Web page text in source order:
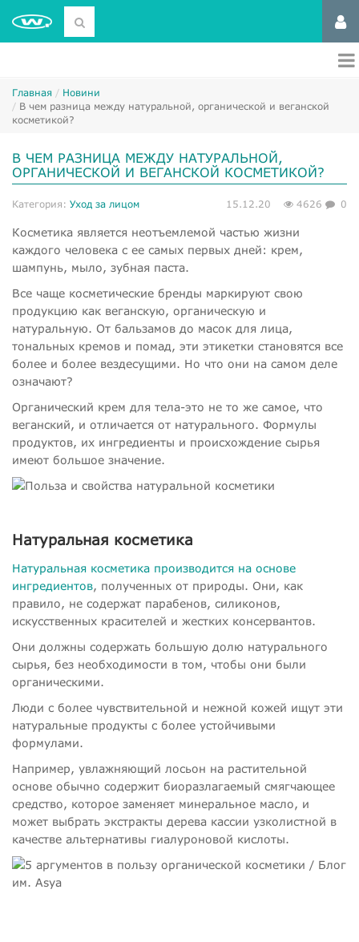
Главная
Новини
В чем разница между натуральной, органической и веганской
косметикой?
В ЧЕМ РАЗНИЦА МЕЖДУ НАТУРАЛЬНОЙ,
ОРГАНИЧЕСКОЙ И ВЕГАНСКОЙ КОСМЕТИКОЙ?
Категория: Уход за лицом 15.12.20 4626 0
Косметика является неотъемлемой частью жизни
каждого человека с ее самых первых дней: крем,
шампунь, мыло, зубная паста.
Все чаще косметические бренды маркируют свою
продукцию как веганскую, органическую и
натуральную. От бальзамов до масок для лица,
тональных кремов и помад, эти этикетки становятся все
более и более вездесущими. Но что они на самом деле
означают?
Органический крем для тела-это не то же самое, что
веганский, и отличается от натурального. Формулы
продуктов, их ингредиенты и происхождение сырья
имеют большое значение.
Натуральная косметика
Натуральная косметика производится на основе
ингредиентов, полученных от природы. Они, как
правило, не содержат парабенов, силиконов,
искусственных красителей и жестких консервантов.
Они должны содержать большую долю натурального
сырья, без необходимости в том, чтобы они были
органическими.
Люди с более чувствительной и нежной кожей ищут эти
натуральные продукты с более устойчивыми
формулами.
Например, увлажняющий лосьон на растительной
основе обычно содержит биоразлагаемый смягчающее
средство, которое заменяет минеральное масло, и
может выбрать экстракты дерева кассии узколистной в
качестве альтернативы гиалуроновой кислоты.